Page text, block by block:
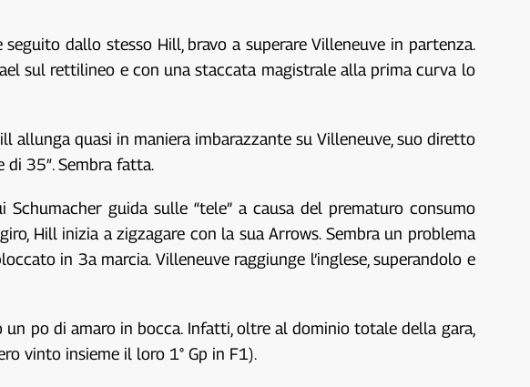
dallo stesso Hill, bravo a superare Villeneuve in partenza.
sul rettilineo e con una staccata magistrale alla prima curva lo
quasi in maniera imbarazzante su Villeneuve, suo diretto
35″. Sembra fatta.
guida sulle “tele” a causa del prematuro consumo
Hill inizia a zigzagare con la sua Arrows. Sembra un problema
in 3a marcia. Villeneuve raggiunge l’inglese, superandolo e
po di amaro in bocca. Infatti, oltre al dominio totale della gara,
vinto insieme il loro 1° Gp in F1).